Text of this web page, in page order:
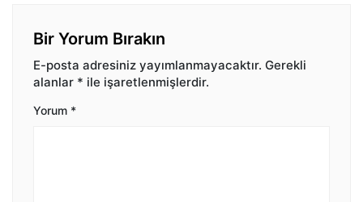
Bir Yorum Bırakın
E-posta adresiniz yayımlanmayacaktır. Gerekli
alanlar * ile işaretlenmişlerdir.
Yorum *